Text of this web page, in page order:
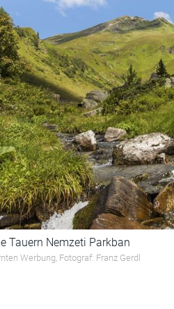
Tauern Nemzeti Parkban
Werbung, Fotograf: Franz Gerdl